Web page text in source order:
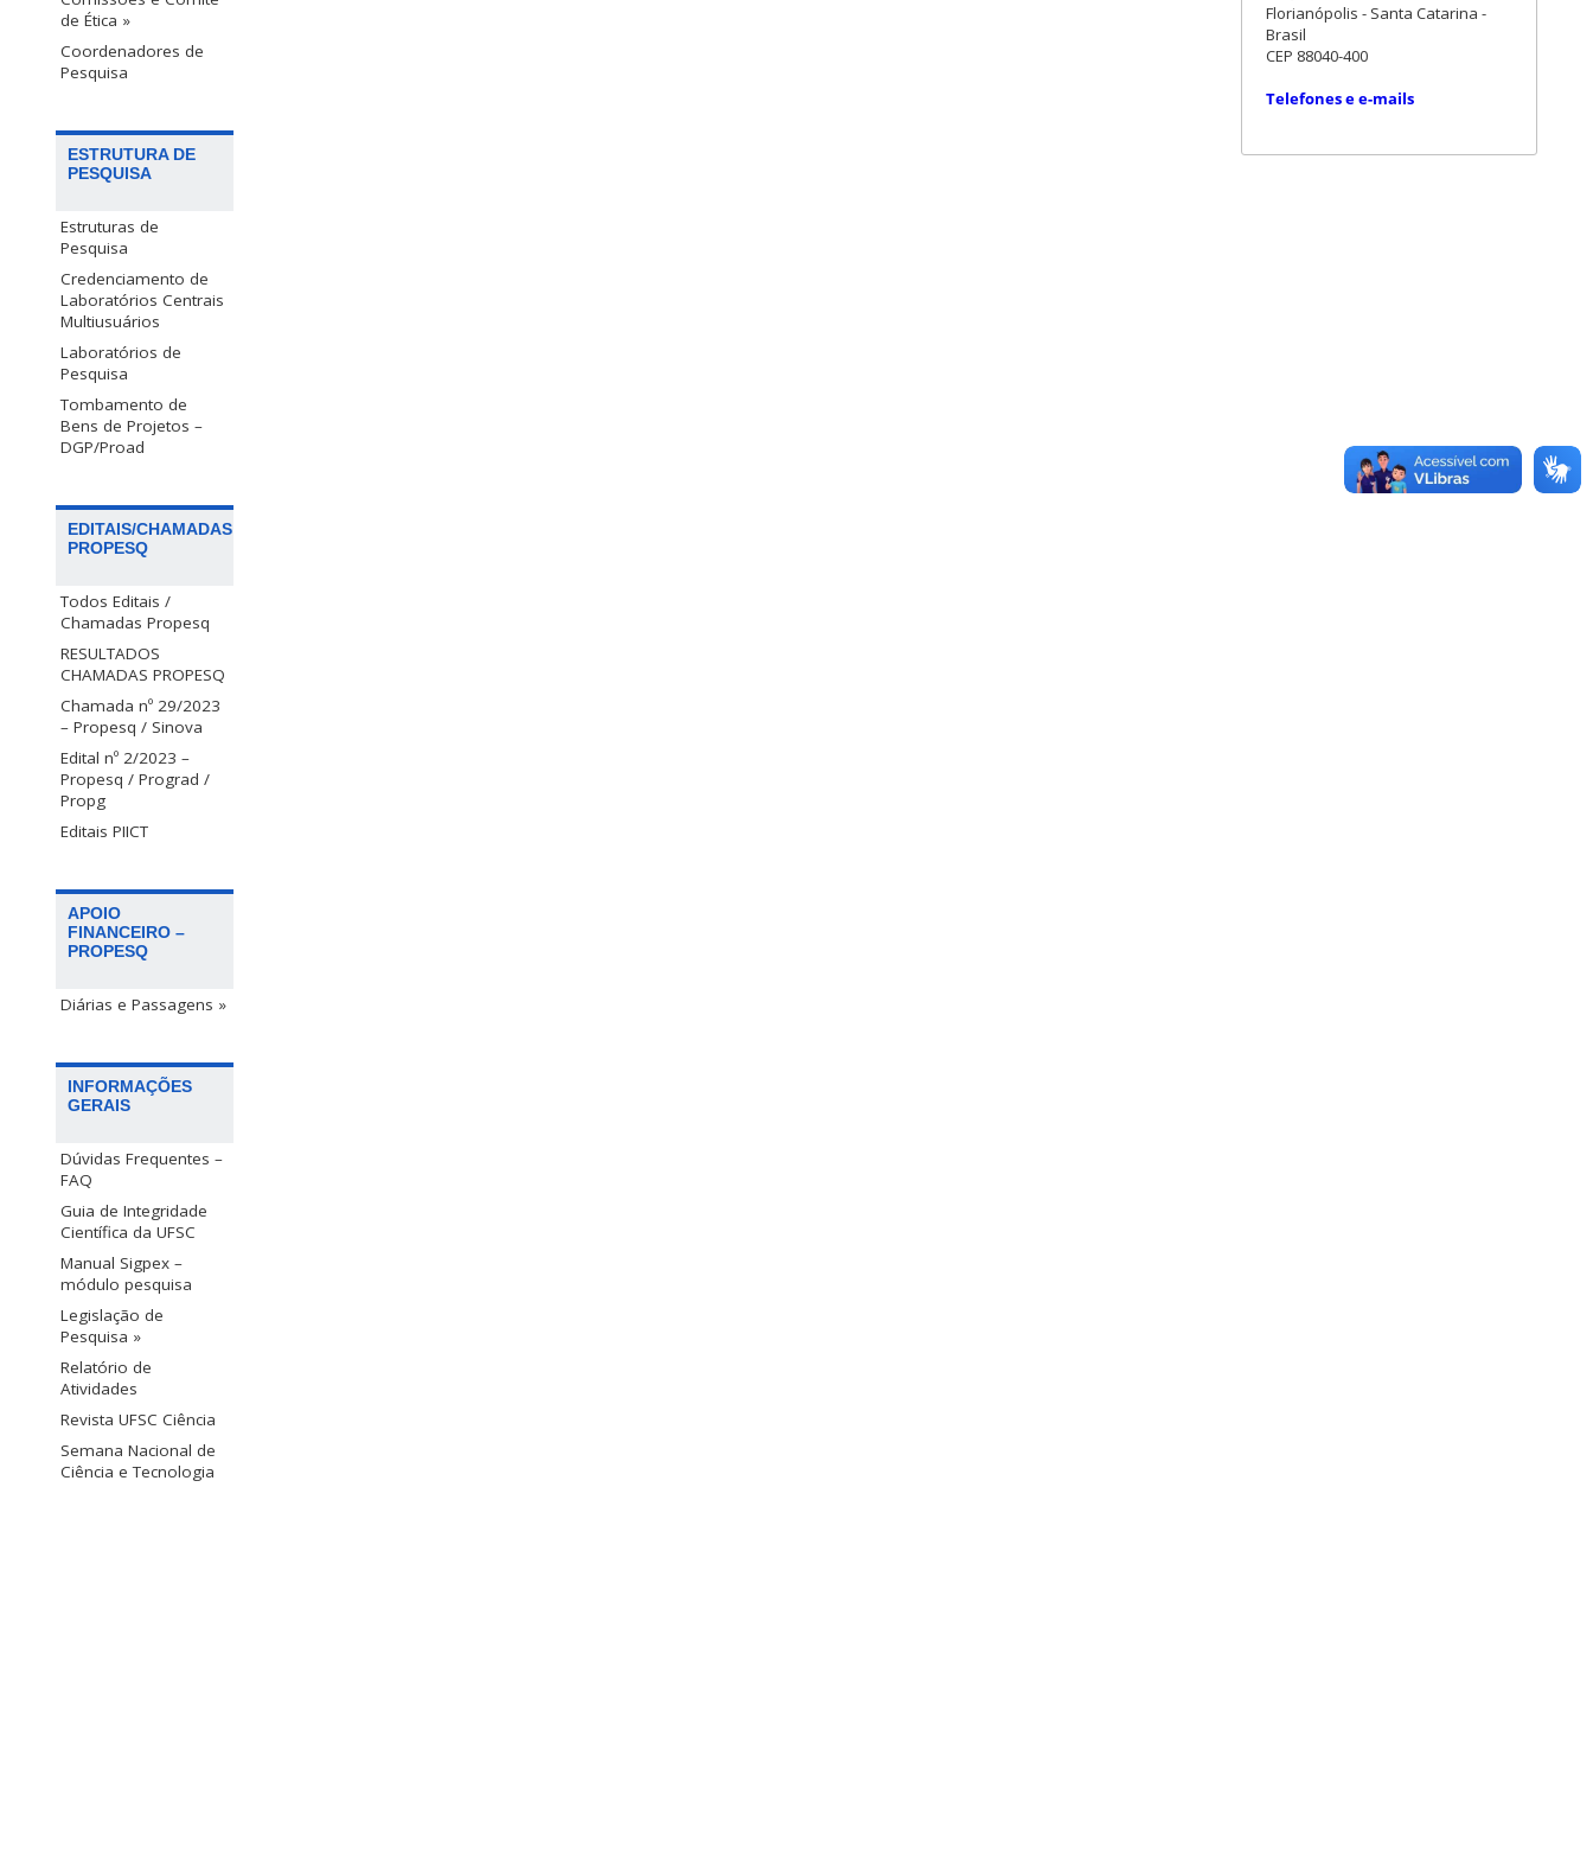
de Ética »
Coordenadores de
Pesquisa
ESTRUTURA DE
PESQUISA
Estruturas de
Pesquisa
Credenciamento de
Laboratórios Centrais
Multiusuários
Laboratórios de
Pesquisa
Tombamento de
Bens de Projetos –
DGP/Proad
EDITAIS/CHAMADAS
PROPESQ
Todos Editais /
Chamadas Propesq
RESULTADOS
CHAMADAS PROPESQ
Chamada nº 29/2023
– Propesq / Sinova
Edital nº 2/2023 –
Propesq / Prograd /
Propg
Editais PIICT
APOIO
FINANCEIRO –
PROPESQ
Diárias e Passagens »
INFORMAÇÕES
GERAIS
Dúvidas Frequentes –
FAQ
Guia de Integridade
Científica da UFSC
Manual Sigpex –
módulo pesquisa
Legislação de
Pesquisa »
Relatório de
Atividades
Revista UFSC Ciência
Semana Nacional de
Ciência e Tecnologia
Florianópolis - Santa Catarina -
Brasil
CEP 88040-400
Telefones e e-mails